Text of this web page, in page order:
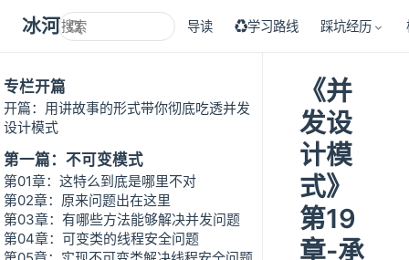
冰河技术 导读 ♻学习路线 踩坑经历
专栏开篇
开篇：用讲故事的形式带你彻底吃透并发
设计模式
第一篇：不可变模式
第01章：这特么到底是哪里不对
第02章：原来问题出在这里
第03章：有哪些方法能够解决并发问题
第04章：可变类的线程安全问题
《并
发设
计模
式》
第19
章-承